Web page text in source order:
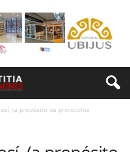
(a propósito de protocolos